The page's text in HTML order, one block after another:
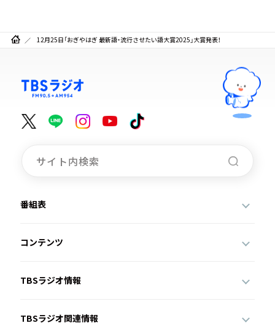
12月25日「おぎやはぎ 最新語・流行させたい語大賞2025」大賞発表！
番組表
コンテンツ
TBSラジオ情報
TBSラジオ関連情報